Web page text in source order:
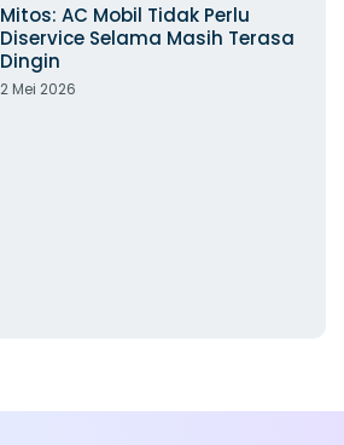
Mitos: AC Mobil Tidak Perlu
Diservice Selama Masih Terasa
Dingin
2 Mei 2026